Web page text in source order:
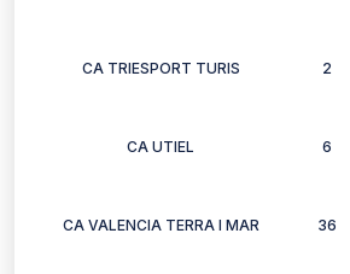
CA TRIESPORT TURIS 2
CA UTIEL 6
CA VALENCIA TERRA I MAR 36